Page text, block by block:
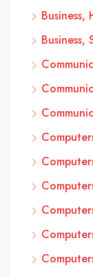
Business,
Business,